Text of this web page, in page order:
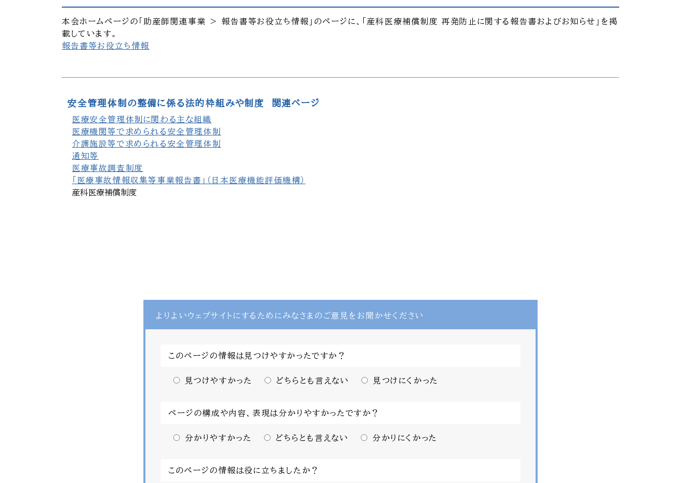
本会ホームページの「助産師関連事業 ＞ 報告書等お役立ち情報」のページに、「産科医療補償制度 再発防止に関する報告書およびお知らせ」を掲
載しています。
報告書等お役立ち情報
安全管理体制の整備に係る法的枠組みや制度 関連ページ
医療安全管理体制に関わる主な組織
医療機関等で求められる安全管理体制
介護施設等で求められる安全管理体制
通知等
医療事故調査制度
「医療事故情報収集等事業報告書」（日本医療機能評価機構）
産科医療補償制度
よりよいウェブサイトにするために みなさまのご意見をお聞かせください
このページの情報は見つけやすかったですか？
見つけやすかった どちらとも言えない 見つけにくかった
ページの構成や内容、表現は分かりやすかったですか？
分かりやすかった どちらとも言えない 分かりにくかった
このページの情報は役に立ちましたか？